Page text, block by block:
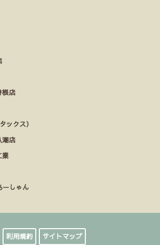
根店
ックス）
潮店
業
ーしゃん
利用規約 サイトマップ